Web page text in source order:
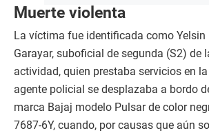
Muerte violenta
La víctima fue identificada como Yelsin
Garayar, suboficial de segunda (S2) de
actividad, quien prestaba servicios en
agente policial se desplazaba a bordo
marca Bajaj modelo Pulsar de color
7687-6Y, cuando, por causas que aún